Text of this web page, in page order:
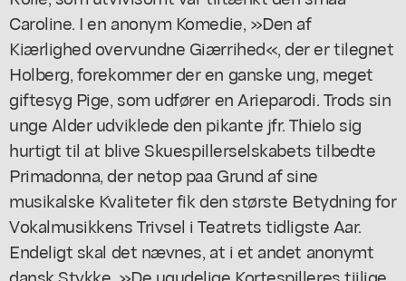
Caroline. I en anonym Komedie, »Den af
Kiærlighed overvundne Giærrihed«, der er tilegnet
Holberg, forekommer der en ganske ung, meget
giftesyg Pige, som udfører en Arieparodi. Trods sin
unge Alder udviklede den pikante jfr. Thielo sig
hurtigt til at blive Skuespillerselskabets tilbedte
Primadonna, der netop paa Grund af sine
musikalske Kvaliteter fik den største Betydning for
Vokalmusikkens Trivsel i Teatrets tidligste Aar.
Endeligt skal det nævnes, at i et andet anonymt
dansk Stykke, »De ugudelige Kortespilleres tiilige